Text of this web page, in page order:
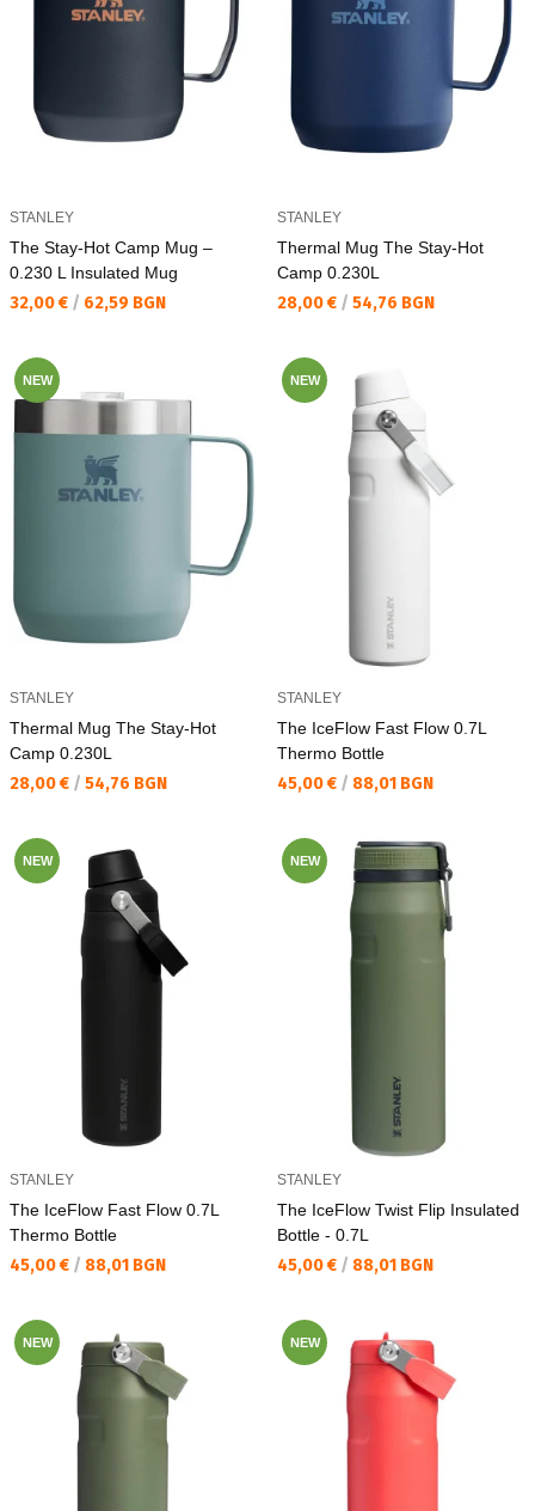
STANLEY
The Stay-Hot Camp Mug –
0.230 L Insulated Mug
Текуща цена:
32,00 € / 62,59 BGN
STANLEY
Thermal Mug The Stay-Hot
Camp 0.230L
Текуща цена:
28,00 € / 54,76 BGN
NEW
STANLEY
Thermal Mug The Stay-Hot
Camp 0.230L
Текуща цена:
28,00 € / 54,76 BGN
NEW
STANLEY
The IceFlow Fast Flow 0.7L
Thermo Bottle
Текуща цена:
45,00 € / 88,01 BGN
NEW
STANLEY
The IceFlow Fast Flow 0.7L
Thermo Bottle
Текуща цена:
45,00 € / 88,01 BGN
NEW
STANLEY
The IceFlow Twist Flip Insulated
Bottle - 0.7L
Текуща цена:
45,00 € / 88,01 BGN
NEW NEW